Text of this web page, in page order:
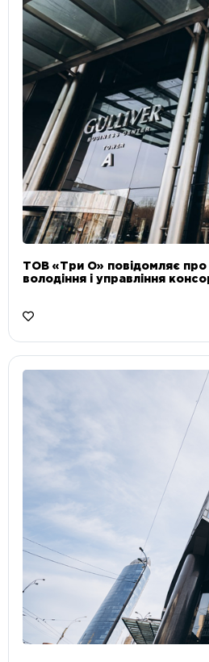
ТОВ «Три О» повідомляє
володіння і управління